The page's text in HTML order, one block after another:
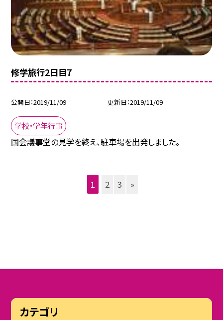
修学旅行2日目7
公開日 2019/11/09 更新日 2019/11/09
学校・学年行事
国会議事堂の見学を終え、駐車場を出発しました。
1 2 3 »
カテゴリ